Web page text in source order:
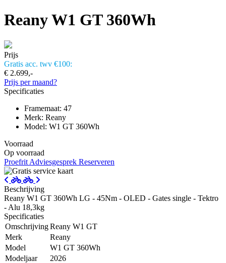
Reany W1 GT 360Wh
Prijs
Gratis acc. twv €100:
€ 2.699,-
Prijs per maand?
Specificaties
Framemaat: 47
Merk: Reany
Model: W1 GT 360Wh
Voorraad
Op voorraad
Proefrit Adviesgesprek Reserveren
Beschrijving
Reany W1 GT 360Wh LG - 45Nm - OLED - Gates single - Tektro
- Alu 18,3kg
Specificaties
OmschrijvingReany W1 GT
Merk
Reany
Model
W1 GT 360Wh
Modeljaar
2026